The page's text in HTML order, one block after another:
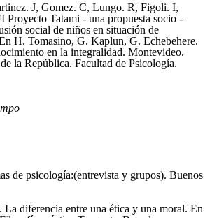
J, Gomez. C, Lungo. R, Figoli. I,
Proyecto Tatami - una propuesta socio -
social de niños en situación de
H. Tomasino, G. Kaplun, G. Echebehere.
en la integralidad. Montevideo.
la República. Facultad de Psicología.
de psicología:(entrevista y grupos). Buenos
diferencia entre una ética y una moral. En